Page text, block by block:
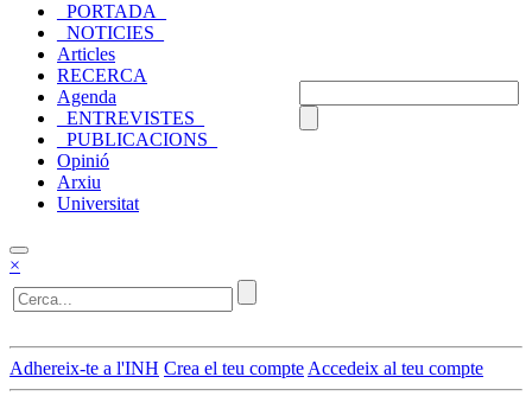
_PORTADA_
_NOTICIES_
Articles
RECERCA
Agenda
_ENTREVISTES_
_PUBLICACIONS_
Opinió
Arxiu
Universitat
×
Adhereix-te a l'INH Crea el teu compte Accedeix al teu compte